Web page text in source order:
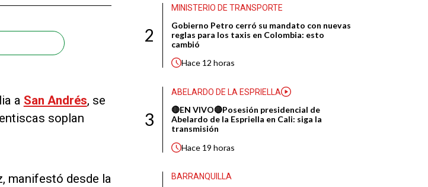
a San Andrés, se
soplan
manifestó desde la
2
MINISTERIO DE TRANSPORTE
Gobierno Petro cerró su mandato con nuevas
reglas para los taxis en Colombia: esto
cambió
Hace 12 horas
3
ABELARDO DE LA ESPRIELLA
🔴EN VIVO🔴Posesión presidencial de
Abelardo de la Espriella en Cali: siga la
transmisión
Hace 19 horas
BARRANQUILLA